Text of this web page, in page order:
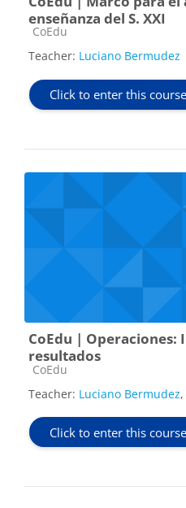
enseñanza del S. XXI
Course category
CoEdu
Teacher: Luciano Bermudez
Click to enter this course
CoEdu | Operaciones:
resultados
Course category
CoEdu
Teacher: Luciano Bermudez,
Click to enter this course